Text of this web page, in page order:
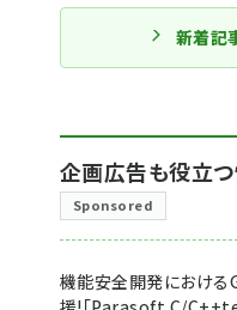
新着記
企画広告も役立つ
Sponsored
機能安全開発におけ